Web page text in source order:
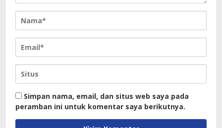
Simpan nama, email, dan situs web saya pada
peramban ini untuk komentar saya berikutnya.